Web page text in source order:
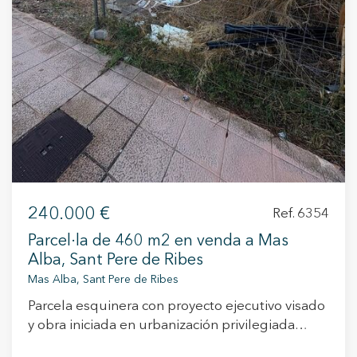
240.000 € Ref. 6354
Parcel·la de 460 m2 en venda a Mas
Alba, Sant Pere de Ribes
Mas Alba, Sant Pere de Ribes
Parcela esquinera con proyecto ejecutivo visado
y obra iniciada en urbanización privilegiada